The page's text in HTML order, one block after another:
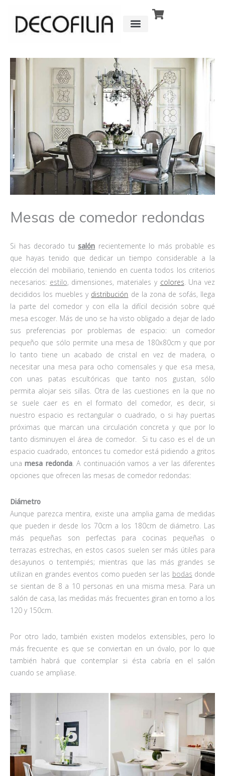
contenido
Mesas de comedor redondas
Si has decorado tusalón recientemente lo más probable es
que hayas tenido que dedicar un tiempo considerable a la
elección del mobiliario, teniendo en cuenta todos los criterios
necesarios: estilo, dimensiones, materiales y colores . Una vez
decididos los muebles y distribución de la zona de sofás, llega
la parte del comedor y con ella la difícil decisión sobre qué
mesa escoger. Más de uno se ha visto obligado a dejar de lado
sus preferencias por problemas de espacio: un comedor
pequeño que sólo permite una mesa de 180x80cm y que por
lo tanto tiene un acabado de cristal en vez de madera, o
necesitar una mesa para ocho comensales y que esa mesa,
con unas patas escultóricas que tanto nos gustan, sólo
permita alojar seis sillas. Otra de las cuestiones en la que no
se suele caer es en el formato del comedor, es decir, si
nuestro espacio es rectangular o cuadrado, o si hay puertas
próximas que marcan una circulación concreta y que por lo
tanto disminuyen el área de comedor. Si tu caso es el de un
espacio cuadrado, entonces tu comedor está pidiendo a gritos
unamesa redonda. A continuación vamos a ver las diferentes
opciones que ofrecen las mesas de comedor redondas:
Diámetro
Aunque parezca mentira, existe una amplia gama de medidas
que pueden ir desde los 70cm a los 180cm de diámetro. Las
más pequeñas son perfectas para cocinas pequeñas o
terrazas estrechas, en estos casos suelen ser más útiles para
desayunos o tentempiés; mientras que las más grandes se
utilizan en grandes eventos como pueden ser las bodas donde
se sientan de 8 a 10 personas en una misma mesa. Para un
salón de casa, las medidas más frecuentes giran en torno a los
120 y 150cm.
Por otro lado, también existen modelos extensibles, pero lo
más frecuente es que se conviertan en un óvalo, por lo que
también habrá que contemplar si ésta cabría en el salón
cuando se ampliase.